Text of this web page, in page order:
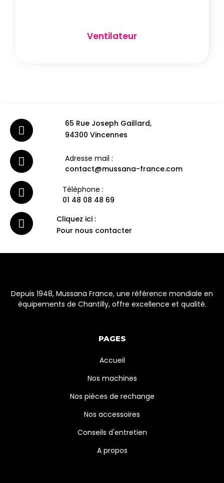
Ventilateur
65 Rue Joseph Gaillard,
94300 Vincennes
Adresse mail :
contact@mussana-france.com
Téléphone :
01 48 08 48 69
Cliquez ici :
Pour nous contacter
Depuis 1948, Mussana France, une référence mondiale en
équipements de Chantilly, offre excellence et qualité.
PAGES
Accueil
Nos machines
Nos pièces de rechange
Nos accessoires
Conseils d'entretien
A propos